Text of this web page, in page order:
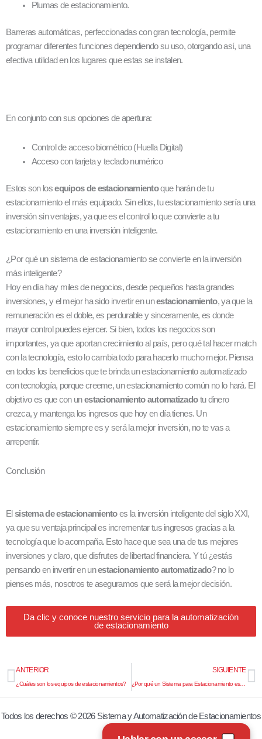
Plumas de estacionamiento.
Barreras automáticas, perfeccionadas con gran tecnología, permite
programar diferentes funciones dependiendo su uso, otorgando así, una
efectiva utilidad en los lugares que estas se instalen.
En conjunto con sus opciones de apertura:
Control de acceso biométrico (Huella Digital)
Acceso con tarjeta y teclado numérico
Estos son losequipos de estacionamientoque harán de tu
estacionamiento el más equipado. Sin ellos, tu estacionamiento sería una
inversión sin ventajas, ya que es el control lo que convierte a tu
estacionamiento en una inversión inteligente.
¿Por qué un sistema de estacionamiento se convierte en la inversión
más inteligente?
Hoy en día hay miles de negocios, desde pequeños hasta grandes
inversiones, y el mejor ha sido invertir en unestacionamiento, ya que la
remuneración es el doble, es perdurable y sinceramente, es donde
mayor control puedes ejercer. Si bien, todos los negocios son
importantes, ya que aportan crecimiento al país, pero qué tal hacer match
con la tecnología, esto lo cambia todo para hacerlo mucho mejor. Piensa
en todos los beneficios que te brinda un estacionamiento automatizado
con tecnología, porque creeme, un estacionamiento común no lo hará. El
objetivo es que con unestacionamiento automatizadotu dinero
crezca, y mantenga los ingresos que hoy en día tienes. Un
estacionamiento siempre es y será la mejor inversión, no te vas a
arrepentir.
Conclusión
El sistema de estacionamientoes la inversión inteligente del siglo XXI,
ya que su ventaja principal es incrementar tus ingresos gracias a la
tecnología que lo acompaña. Esto hace que sea una de tus mejores
inversiones y claro, que disfrutes de libertad financiera. Y tú ¿estás
pensando en invertir en unestacionamiento automatizado? no lo
pienses más, nosotros te aseguramos que será la mejor decisión.
Da clic y conoce nuestro servicio para la automatización
de estacionamiento
Prev
ANTERIOR
¿Cuáles son los equipos de estacionamientos?
SIGUIENTE
¿Por qué un Sistema para Estacionamiento es la mejor opción?
Todos los derechos © 2026 Sistema y Automatización de Estacionamientos